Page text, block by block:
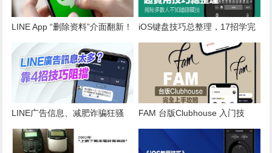
LINE App “删除资料”介面翻新！
更新版聊天室传讯新增3项功能
iOS键盘技巧总整理，17招学完
保证 iPhone 打字更快更顺
LINE广告信息、减肥诈骗狂骚
扰？用4招直接挡掉封锁
FAM 台版Clubhouse 入门技
巧：操作介面、功能完整介绍